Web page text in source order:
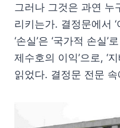
그러나 그것은 과연 누
리키는가. 결정문에서 ‘
‘손실’은 ‘국가적 손실’
제수호의 이익’으로, ‘
읽었다. 결정문 전문